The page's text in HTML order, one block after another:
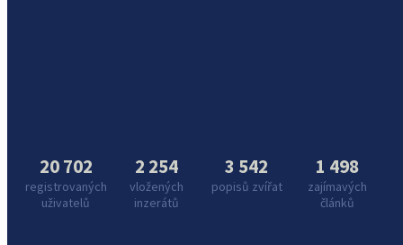
20 702
registrovaných
uživatelů
2 254
vložených
inzerátů
3 542
popisů zvířat
1 498
zajímavých
článků